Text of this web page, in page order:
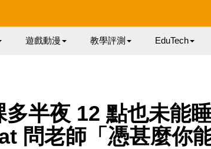
遊戲動漫 教學評測 EduTech
多半夜 12 點也未能
問老師「憑甚麼你能